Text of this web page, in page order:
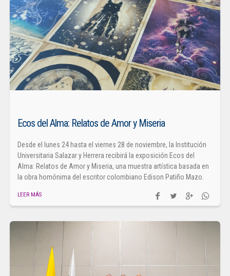
Ecos del Alma: Relatos de Amor y Miseria
Desde el lunes 24 hasta el viernes 28 de noviembre, la Institución
Universitaria Salazar y Herrera recibirá la exposición Ecos del
Alma: Relatos de Amor y Miseria, una muestra artística basada en
la obra homónima del escritor colombiano Edison Patiño Mazo.
LEER MÁS